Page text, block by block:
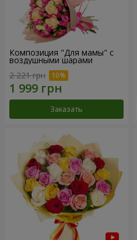
Композиция "Для мамы" с
воздушными шарами
2 221 грн
Заказать